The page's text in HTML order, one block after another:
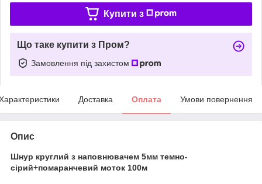
Купити з
Що таке купити з Пром?
Замовлення під захистом
Доставка Оплата Умови повернення
Опис
Шнур круглий з наповнювачем 5мм темно-
сірий+помаранчевий моток 100м